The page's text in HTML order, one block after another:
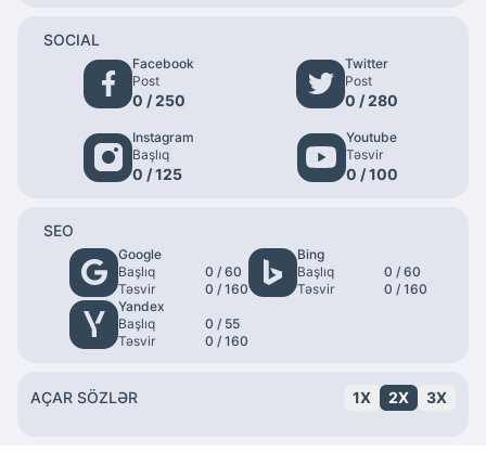
SOCIAL
Facebook
Post
0 / 250
Twitter
Post
0 / 280
Instagram
Başlıq
0 / 125
Youtube
Təsvir
0 / 100
SEO
Google
Başlıq
0 / 60
Təsvir
0 / 160
Bing
Başlıq
0 / 60
Təsvir
0 / 160
Yandex
Başlıq
0 / 55
Təsvir
0 / 160
AÇAR SÖZLƏR 1X 2X 3X